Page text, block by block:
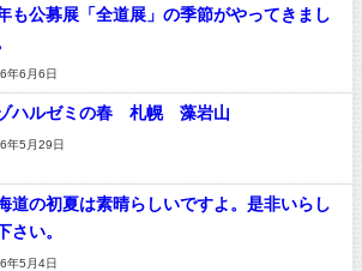
も公募展「全道展」の季節がやってきまし
年6月6日
ハルゼミの春 札幌 藻岩山
年5月29日
道の初夏は素晴らしいですよ。是非いらし
さい。
年5月4日